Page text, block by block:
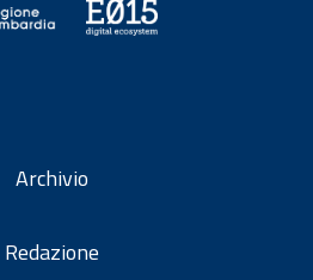
Archivio
Redazione